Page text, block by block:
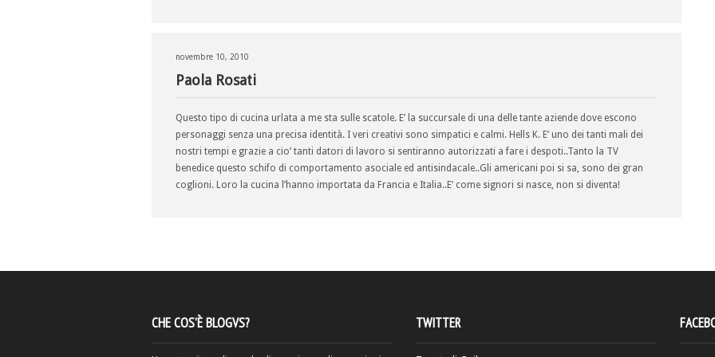
novembre 10, 2010
Paola Rosati
Questo tipo di cucina urlata a me sta sulle scatole. E’ la succursale di una delle tante aziende dove escono
personaggi senza una precisa identità. I veri creativi sono simpatici e calmi. Hells K. E’ uno dei tanti mali dei
nostri tempi e grazie a cio’ tanti datori di lavoro si sentiranno autorizzati a fare i despoti..Tanto la TV
benedice questo schifo di comportamento asociale ed antisindacale..Gli americani poi si sa, sono dei gran
coglioni. Loro la cucina l’hanno importata da Francia e Italia..E’ come signori si nasce, non si diventa!
CHE COS’È BLOGVS? TWITTER